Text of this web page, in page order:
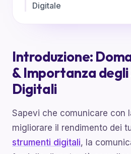
Digitale
Introduzione:
& Importanza
Digitali
Sapevi che comunicare con
migliorare il rendimento dei
strumenti digitali, la